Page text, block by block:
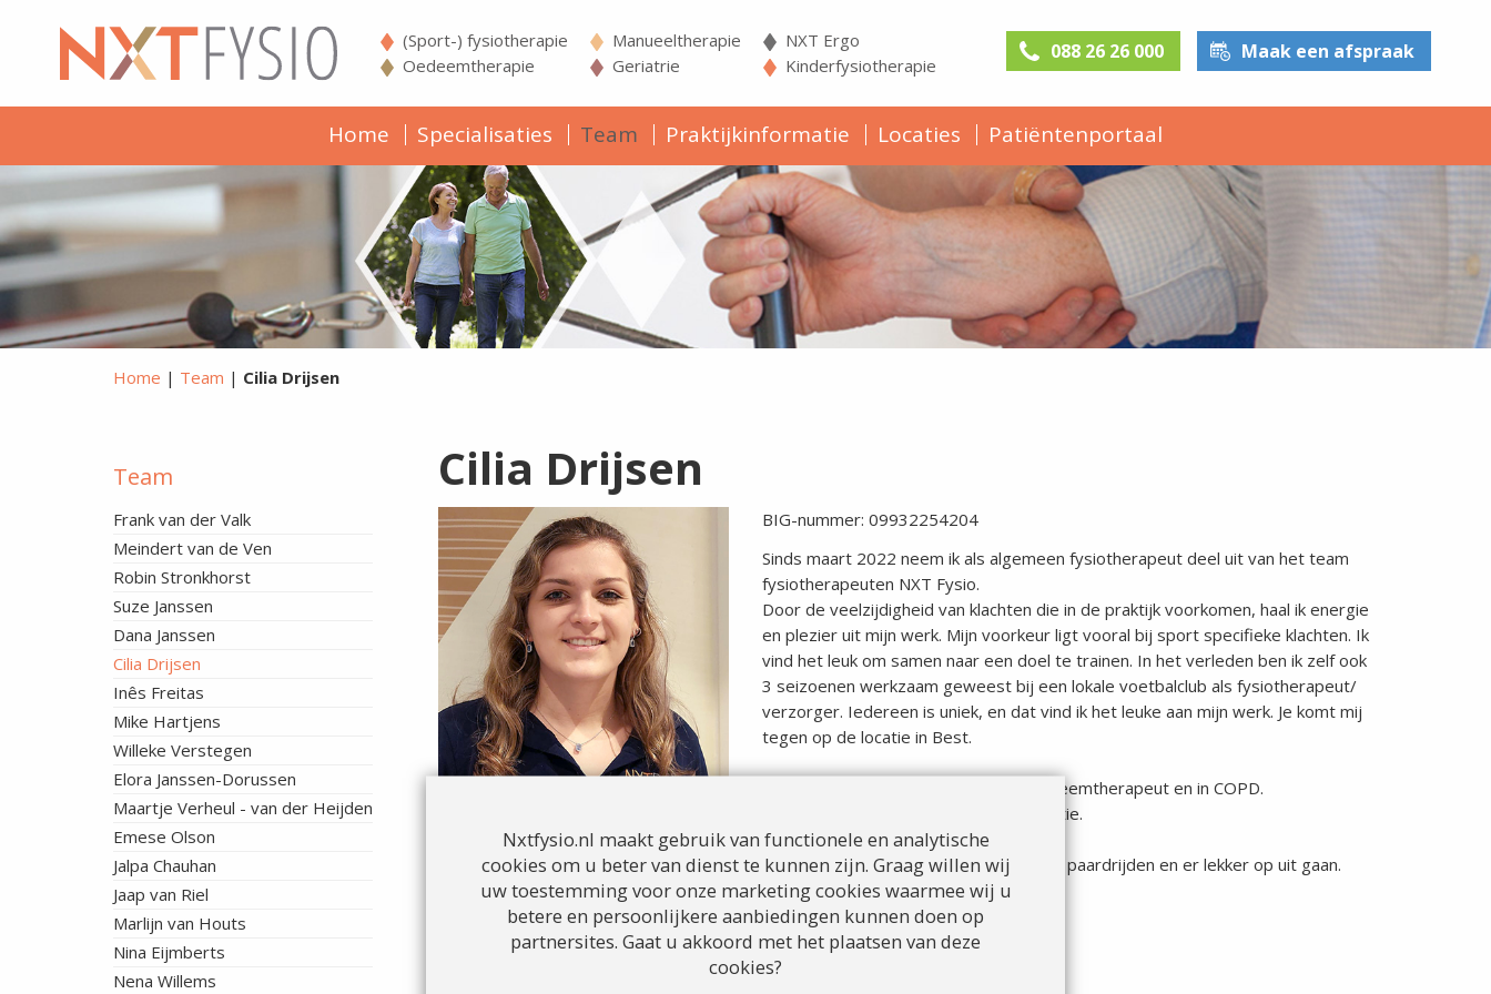
Nxtfysio.nl maakt gebruik van functionele en analytische
cookies om u beter van dienst te kunnen zijn. Graag willen wij
uw toestemming voor onze marketing cookies waarmee wij u
betere en persoonlijkere aanbiedingen kunnen doen op
partnersites. Gaat u akkoord met het plaatsen van deze
cookies?
(Sport-) fysiotherapie
Oedeemtherapie
Manueeltherapie
Geriatrie
NXT Ergo
Kinderfysiotherapie
088 26 26 000 Maak een afspraak
Home Specialisaties Team Praktijkinformatie Locaties Patiëntenportaal
Home | Team | Cilia Drijsen
Cilia Drijsen
BIG-nummer: 09932254204
Sinds maart 2022 neem ik als algemeen fysiotherapeut deel uit van het team
fysiotherapeuten NXT Fysio.
Door de veelzijdigheid van klachten die in de praktijk voorkomen, haal ik energie
en plezier uit mijn werk. Mijn voorkeur ligt vooral bij sport specifieke klachten. Ik
vind het leuk om samen naar een doel te trainen. In het verleden ben ik zelf ook
3 seizoenen werkzaam geweest bij een lokale voetbalclub als fysiotherapeut/
verzorger. Iedereen is uniek, en dat vind ik het leuke aan mijn werk. Je komt mij
tegen op de locatie in Best.
In 2024 ben ik gespecialiseerd als Oedeemtherapeut en in COPD.
Verder heb ik me verdiept in valpreventie.
Naast mijn werk is mijn grootste hobby paardrijden en er lekker op uit gaan.
aandachtsgebiedenzijn:
Algemeen fysiotherapie
Team
Frank van der Valk
Meindert van de Ven
Robin Stronkhorst
Suze Janssen
Dana Janssen
Cilia Drijsen
Inês Freitas
Mike Hartjens
Willeke Verstegen
Elora Janssen-Dorussen
Maartje Verheul - van der Heijden
Emese Olson
Jalpa Chauhan
Jaap van Riel
Marlijn van Houts
Nina Eijmberts
Nena Willems